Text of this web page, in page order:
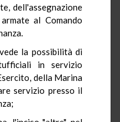
dell'assegnazione
al Comando
la possibilità di
in servizio
della Marina
servizio presso il